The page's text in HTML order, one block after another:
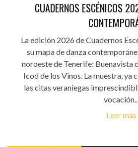
CUADERNOS ESCÉNICOS
La edición 2026 de Cuadernos
su mapa de danza
noroeste de Tenerife: Buenavista
Icod de los Vinos. La muestra, ya
las citas veraniegas
Leer más